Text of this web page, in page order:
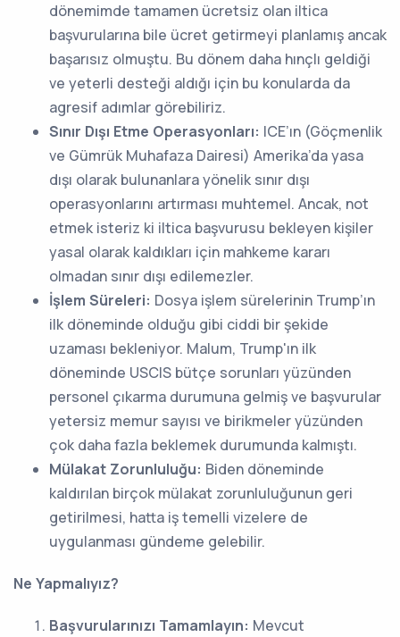
dönemimde tamamen ücretsiz olan iltica
başvurularına bile ücret getirmeyi planlamış ancak
başarısız olmuştu. Bu dönem daha hınçlı geldiği
ve yeterli desteği aldığı için bu konularda da
agresif adımlar görebiliriz.
Sınır Dışı Etme Operasyonları: ICE’ın (Göçmenlik
ve Gümrük Muhafaza Dairesi) Amerika’da yasa
dışı olarak bulunanlara yönelik sınır dışı
operasyonlarını artırması muhtemel. Ancak, not
etmek isteriz ki iltica başvurusu bekleyen kişiler
yasal olarak kaldıkları için mahkeme kararı
olmadan sınır dışı edilemezler.
İşlem Süreleri: Dosya işlem sürelerinin Trump’ın
ilk döneminde olduğu gibi ciddi bir şekide
uzaması bekleniyor. Malum, Trump'ın ilk
döneminde USCIS bütçe sorunları yüzünden
personel çıkarma durumuna gelmiş ve başvurular
yetersiz memur sayısı ve birikmeler yüzünden
çok daha fazla beklemek durumunda kalmıştı.
Mülakat Zorunluluğu: Biden döneminde
kaldırılan birçok mülakat zorunluluğunun geri
getirilmesi, hatta iş temelli vizelere de
uygulanması gündeme gelebilir.
Ne Yapmalıyız?
Başvurularınızı Tamamlayın: Mevcut